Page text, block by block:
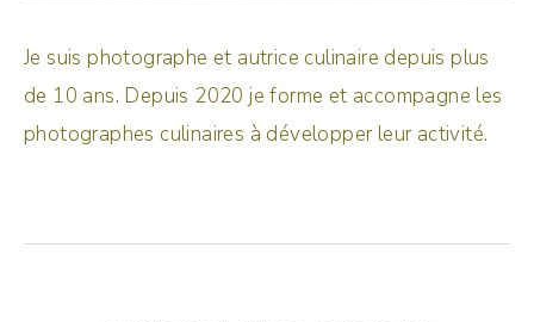
Je suis photographe et autrice culinaire depuis plus
de 10 ans. Depuis 2020 je forme et accompagne les
photographes culinaires à développer leur activité.